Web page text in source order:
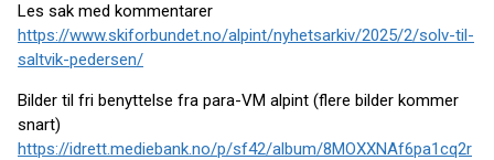
Les sak med kommentarer
https://www.skiforbundet.no/alpint/nyhetsarkiv/2025/2/solv-til-
saltvik-pedersen/
Bilder til fri benyttelse fra para-VM alpint (flere bilder kommer
snart)
https://idrett.mediebank.no/p/sf42/album/8MOXXNAf6pa1cq2r